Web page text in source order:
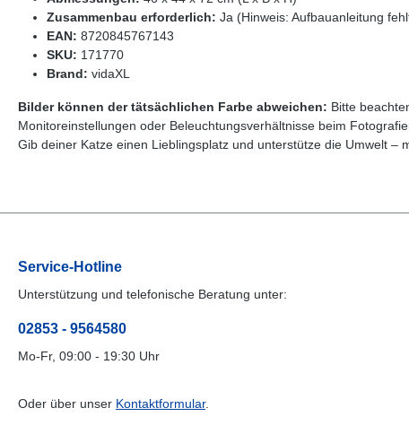
Zusammenbau erforderlich: Ja (Hinweis: Aufbauanleitung
EAN: 8720845767143
SKU: 171770
Brand: vidaXL
Bilder können der tätsächlichen Farbe abweichen: Bitte
Monitoreinstellungen oder Beleuchtungsverhältnisse beim
Gib deiner Katze einen Lieblingsplatz und unterstütze die Umwelt
Service-Hotline
Unterstützung und telefonische Beratung unter:
02853 - 9564580
Mo-Fr, 09:00 - 19:30 Uhr
Oder über unser Kontaktformular.